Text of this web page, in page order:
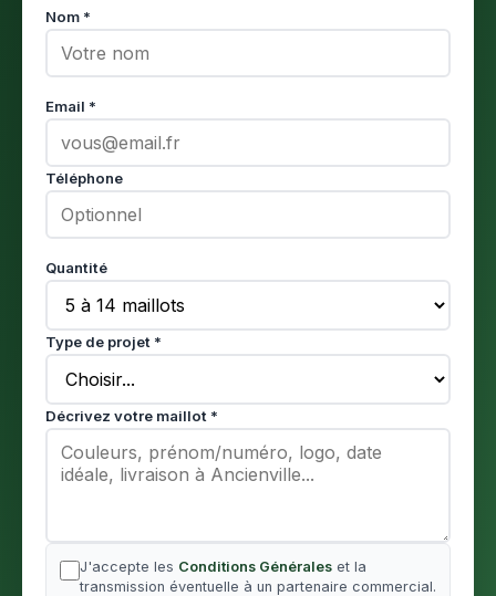
Nom *
Email *
Téléphone
Quantité
Type de projet *
Décrivez votre maillot *
J'accepte les Conditions Générales et la
transmission éventuelle à un partenaire commercial.